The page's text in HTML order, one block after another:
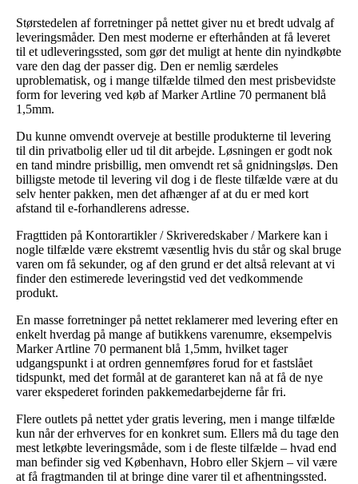
Størstedelen af forretninger på nettet giver nu et bredt udvalg af
leveringsmåder. Den mest moderne er efterhånden at få leveret
til et udleveringssted, som gør det muligt at hente din nyindkøbte
vare den dag der passer dig. Den er nemlig særdeles
uproblematisk, og i mange tilfælde tilmed den mest prisbevidste
form for levering ved køb af Marker Artline 70 permanent blå
1,5mm.
Du kunne omvendt overveje at bestille produkterne til levering
til din privatbolig eller ud til dit arbejde. Løsningen er godt nok
en tand mindre prisbillig, men omvendt ret så gnidningsløs. Den
billigste metode til levering vil dog i de fleste tilfælde være at du
selv henter pakken, men det afhænger af at du er med kort
afstand til e-forhandlerens adresse.
Fragttiden på Kontorartikler / Skriveredskaber / Markere kan i
nogle tilfælde være ekstremt væsentlig hvis du står og skal bruge
varen om få sekunder, og af den grund er det altså relevant at vi
finder den estimerede leveringstid ved det vedkommende
produkt.
En masse forretninger på nettet reklamerer med levering efter en
enkelt hverdag på mange af butikkens varenumre, eksempelvis
Marker Artline 70 permanent blå 1,5mm, hvilket tager
udgangspunkt i at ordren gennemføres forud for et fastslået
tidspunkt, med det formål at de garanteret kan nå at få de nye
varer ekspederet forinden pakkemedarbejderne får fri.
Flere outlets på nettet yder gratis levering, men i mange tilfælde
kun når der erhverves for en konkret sum. Ellers må du tage den
mest letkøbte leveringsmåde, som i de fleste tilfælde – hvad end
man befinder sig ved København, Hobro eller Skjern – vil være
at få fragtmanden til at bringe dine varer til et afhentningssted.